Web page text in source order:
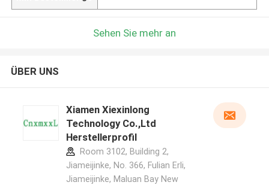
Sehen Sie mehr an
ÜBER UNS
Xiamen Xiexinlong
Technology Co.,Ltd
Herstellerprofil
Room 3102, Building 2,
Jiameijinke, No. 366, Fulian Erli,
Jiameijinke, Maluan Bay New